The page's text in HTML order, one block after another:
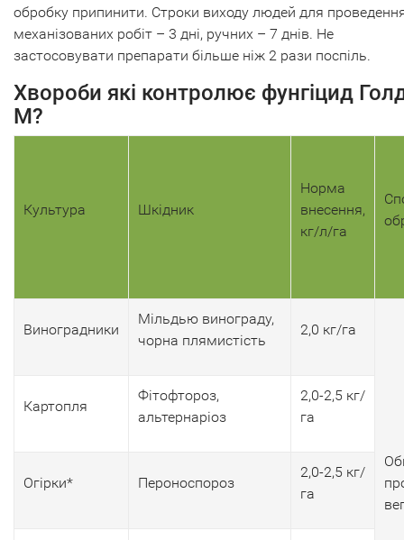
обробку припинити. Строки виходу людей для
механізованих робіт – 3 дні, ручних – 7 днів. Не
застосовувати препарати більше ніж 2 рази поспіль.
Хвороби які контролює фунгіцид
М?
Культура Шкідник
Норма
внесення,
кг/л/га
Виноградники
Мільдью винограду,
чорна плямистість
2,0 кг/га
Картопля
Фітофтороз,
альтернаріоз
2,0-2,5 кг/
га
Огірки* Пероноспороз
2,0-2,5 кг/
га